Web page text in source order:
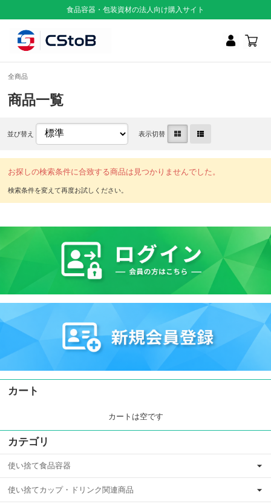
食品容器・包装資材の法人向け購入サイト
全商品
商品一覧
並び替え 表示切替
お探しの検索条件に合致する商品は見つかりませんでした。
カート
カートは空です
カテゴリ
使い捨て食品容器
使い捨てカップ・ドリンク関連商品